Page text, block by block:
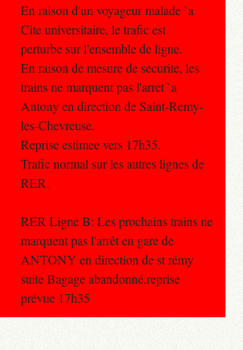
En raison d'un voyageur malade `a
Cite universitaire, le trafic est
perturbe sur l'ensemble de ligne.
En raison de mesure de securite, les
trains ne marquent pas l'arret `a
Antony en direction de Saint-Remy-
les-Chevreuse.
Reprise estimee vers 17h35.
Trafic normal sur les autres lignes de
RER.
RER Ligne B: Les prochains trains ne
marquent pas l'arrêt en gare de
ANTONY en direction de st rémy
suite Bagage abandonné.reprise
prévue 17h35